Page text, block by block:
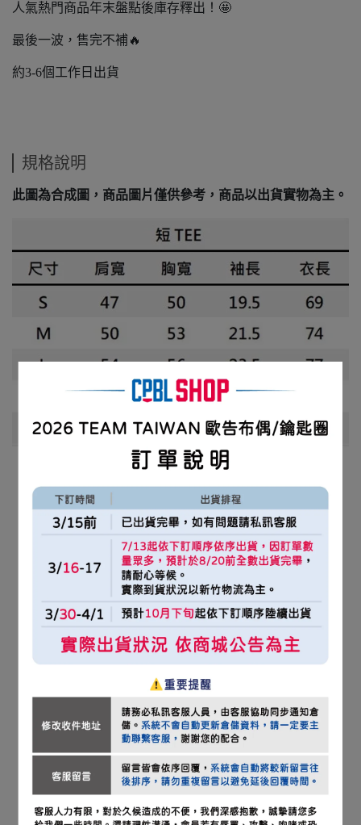
人氣熱門商品年末盤點後庫存釋出！🤩
最後一波，售完不補🔥
約3-6個工作日出貨
規格說明
此圖為合成圖，商品圖片僅供參考，商品以出貨實物為主。